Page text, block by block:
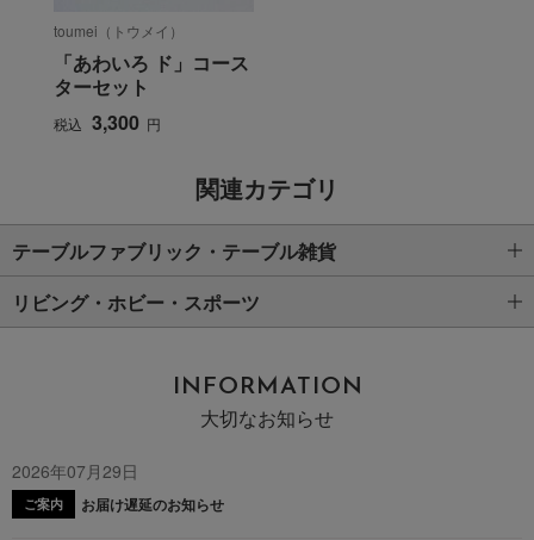
toumei（トウメイ）
「あわいろ ド」コース
ターセット
税込 3,300 円
関連カテゴリ
テーブルファブリック・テーブル雑貨
リビング・ホビー・スポーツ
INFORMATION
大切なお知らせ
2026年07月29日
ご案内 お届け遅延のお知らせ